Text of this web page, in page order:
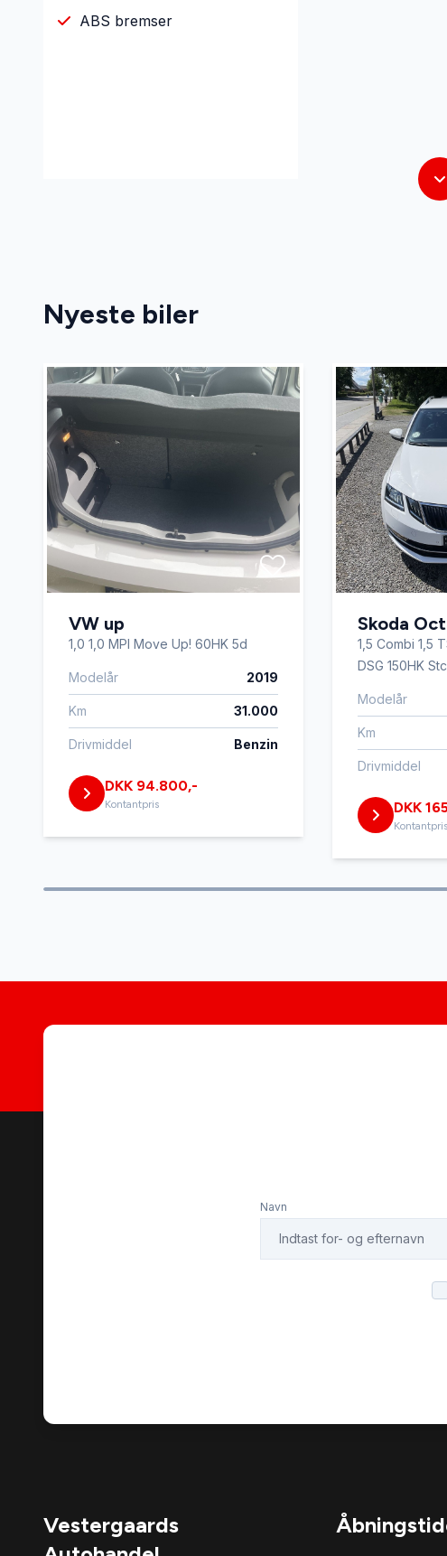
ABS bremser
Nyeste biler
VW up
1,0 1,0 MPI Move Up! 60HK 5d
Modelår 2019
Km 31.000
Drivmiddel Benzin
DKK 94.800,-
Kontantpris
Skoda
1,5 Combi 1,5
DSG 150HK
Modelår
Km
Drivmiddel
DKK
Kontantpris
Navn
Vestergaards